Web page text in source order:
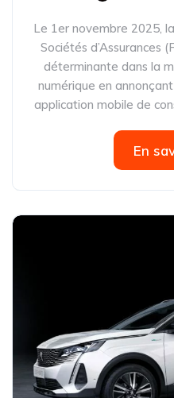
Le 1er novembre 2025,
Sociétés d’Assurances
déterminante dans la
numérique en
application mobile de
En